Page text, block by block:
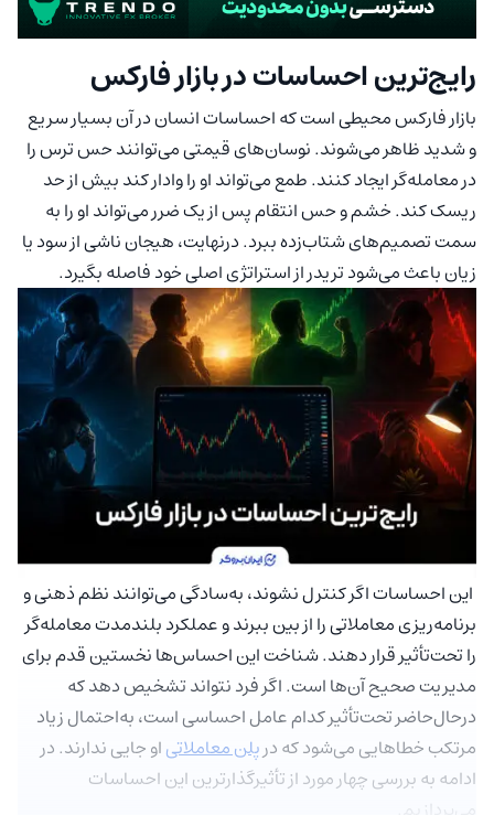
رایج‌ترین احساسات در بازار فارکس
بازار فارکس محیطی است که احساسات انسان در آن بسیار سریع
و شدید ظاهر می‌شوند. نوسان‌های قیمتی می‌توانند حس ترس را
در معامله‌گر ایجاد کنند. طمع می‌تواند او را وادار کند بیش از حد
ریسک کند. خشم و حس انتقام پس از یک ضرر می‌تواند او را به
سمت تصمیم‌های شتاب‌زده ببرد. درنهایت، هیجان ناشی از سود یا
زیان باعث می‌شود تریدر از استراتژی اصلی خود فاصله بگیرد.
این احساسات اگر کنترل نشوند، به‌سادگی می‌توانند نظم ذهنی و
برنامه‌ریزی معاملاتی را از بین ببرند و عملکرد بلندمدت معامله‌گر
را تحت‌تأثیر قرار دهند. شناخت این احساس‌ها نخستین قدم برای
مدیریت صحیح آن‌ها است. اگر فرد نتواند تشخیص دهد که
درحال‌حاضر تحت‌تأثیر کدام عامل احساسی است، به‌احتمال زیاد
مرتکب خطاهایی می‌شود که درپلن معاملاتیاو جایی ندارند. در
ادامه به بررسی چهار مورد از تأثیرگذارترین این احساسات